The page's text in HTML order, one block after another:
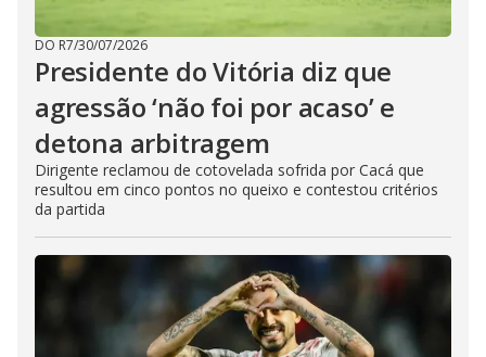
DO R7/30/07/2026
Presidente do Vitória diz que
agressão ‘não foi por acaso’ e
detona arbitragem
Dirigente reclamou de cotovelada sofrida por Cacá que
resultou em cinco pontos no queixo e contestou critérios
da partida